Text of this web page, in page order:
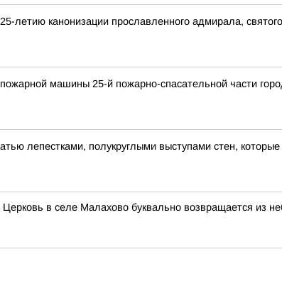
канонизации прославленного адмирала,
машины 25-й пожарно-спасательной части
лепестками, полукруглыми выступами стен,
в селе Малахово буквально возвращается из